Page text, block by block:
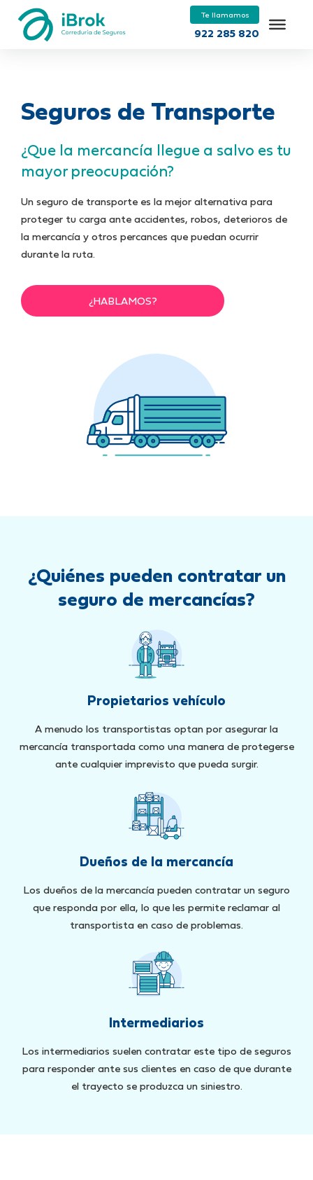
Te llamamos
922 285 820
Seguros de Transporte
¿Que la mercancía llegue a salvo es tu
mayor preocupación?
Un seguro de transporte es la mejor alternativa para
proteger tu carga ante accidentes, robos, deterioros de
la mercancía y otros percances que puedan ocurrir
durante la ruta.
¿HABLAMOS?
¿Quiénes pueden contratar un
seguro de mercancías?
Propietarios vehículo
A menudo los transportistas optan por asegurar la
mercancía transportada como una manera de protegerse
ante cualquier imprevisto que pueda surgir.
Dueños de la mercancía
Los dueños de la mercancía pueden contratar un seguro
que responda por ella, lo que les permite reclamar al
transportista en caso de problemas.
Intermediarios
Los intermediarios suelen contratar este tipo de seguros
para responder ante sus clientes en caso de que durante
el trayecto se produzca un siniestro.